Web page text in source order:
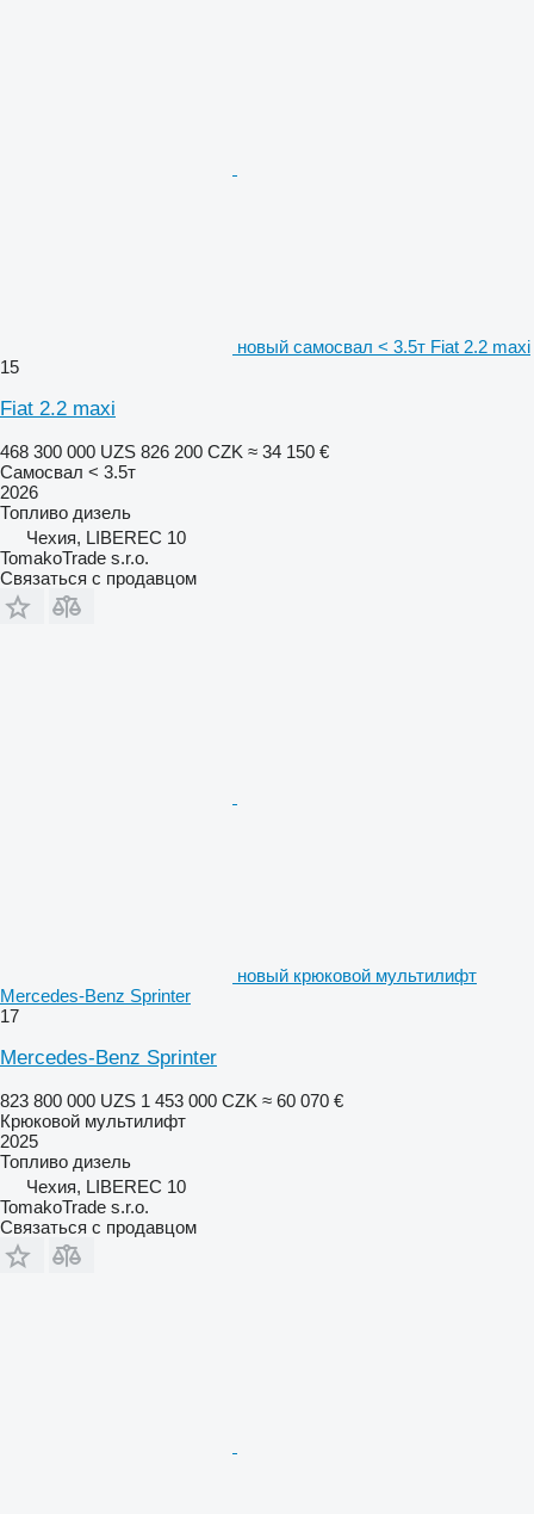
новый самосвал < 3.5т Fiat 2.2 maxi
15
Fiat 2.2 maxi
468 300 000 UZS 826 200 CZK ≈ 34 150 €
Самосвал < 3.5т
2026
Топливо дизель
Чехия, LIBEREC 10
TomakoTrade s.r.o.
Связаться с продавцом
новый крюковой мультилифт
Mercedes-Benz Sprinter
17
Mercedes-Benz Sprinter
823 800 000 UZS 1 453 000 CZK ≈ 60 070 €
Крюковой мультилифт
2025
Топливо дизель
Чехия, LIBEREC 10
TomakoTrade s.r.o.
Связаться с продавцом